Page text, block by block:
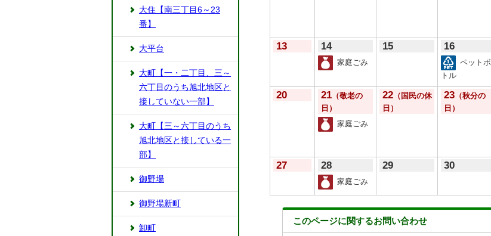
13 14
家庭ごみ
15 16
ペットボ
トル
20 21 （敬老の
日）
家庭ごみ
22 （国民の休
日）
23 （秋分の
日）
27 28
家庭ごみ
29 30
このページに関するお問い合わせ
大住【南三丁目6～23
番】
大平台
大町【一・二丁目、三～
六丁目のうち旭北地区と
接していない一部】
大町【三～六丁目のうち
旭北地区と接している一
部】
御野場
御野場新町
卸町